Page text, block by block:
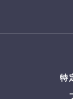
特